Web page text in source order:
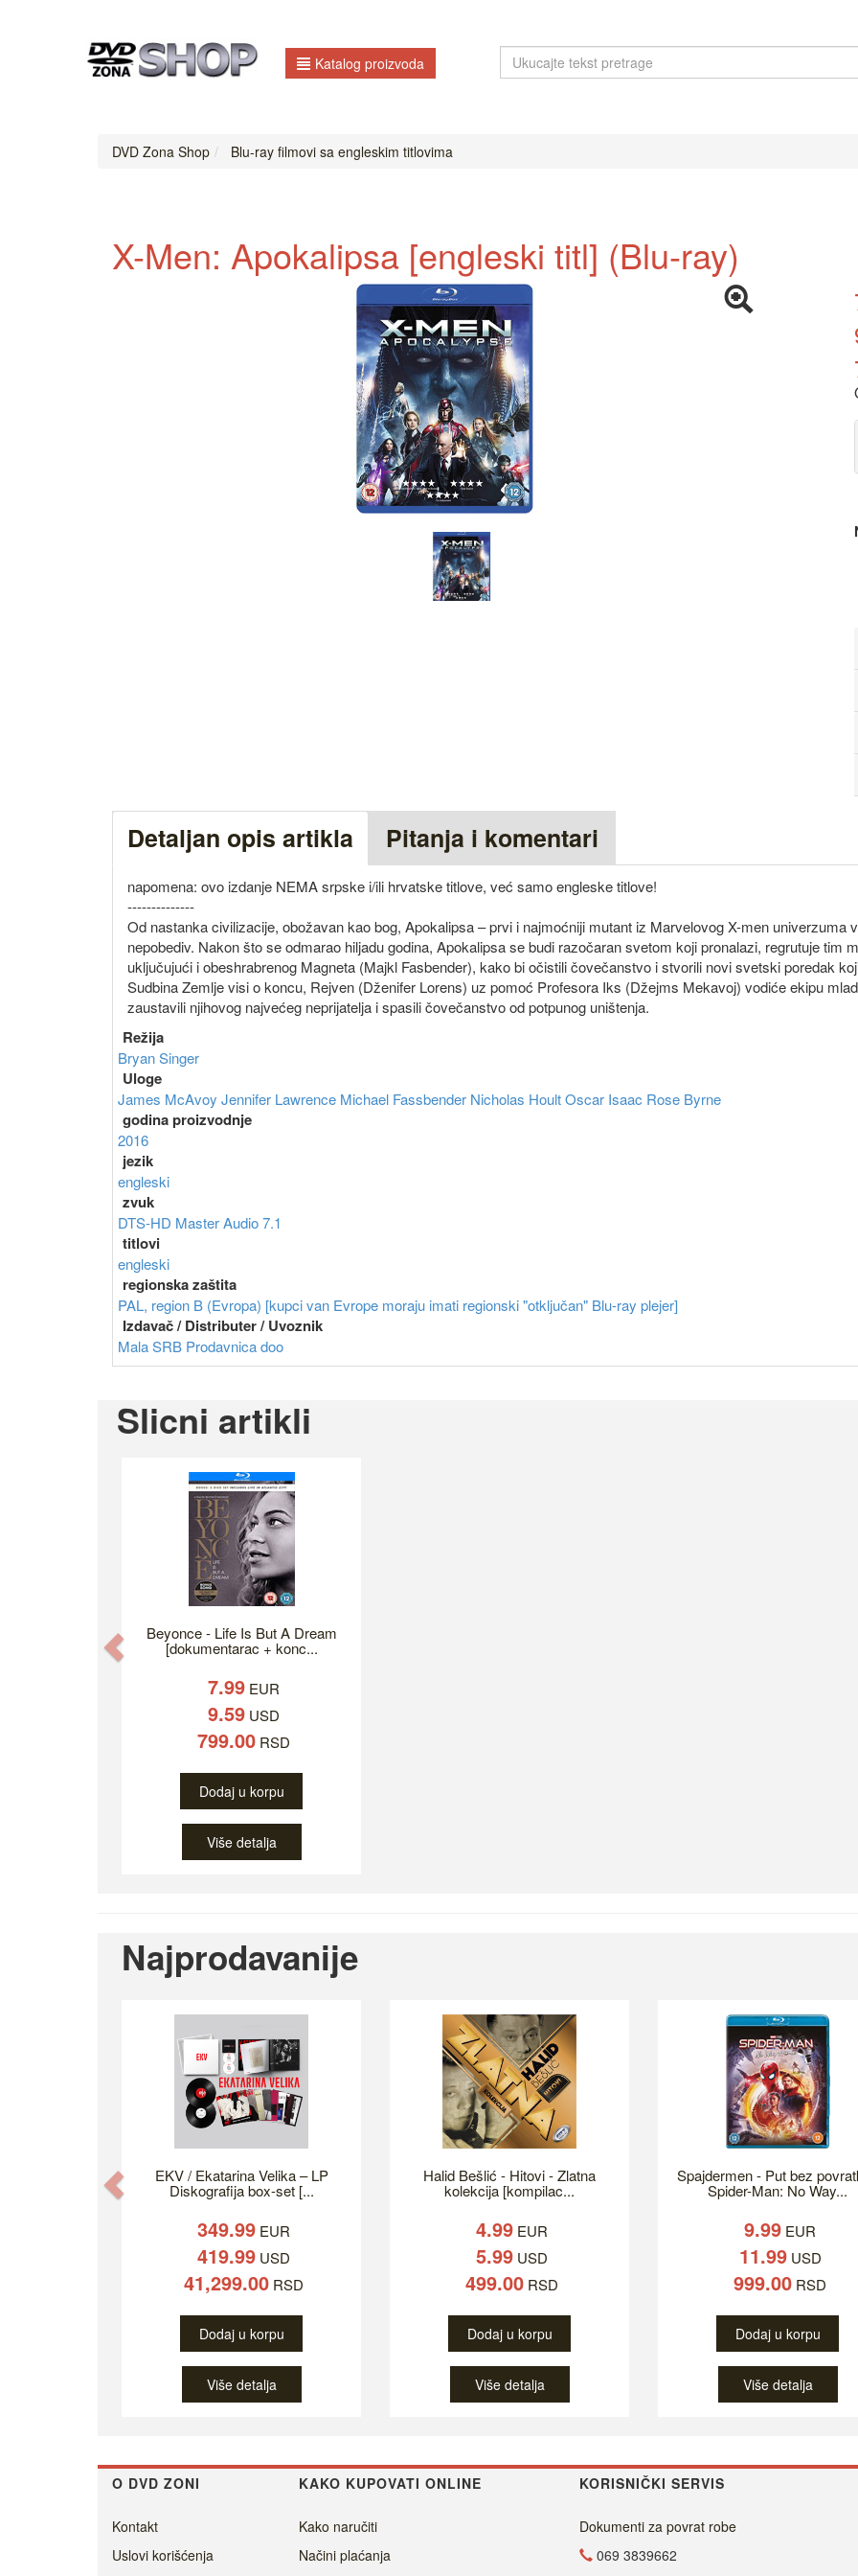
Katalog proizvoda
DVD Zona Shop Blu-ray filmovi sa engleskim titlovima
X-Men: Apokalipsa [engleski titl] (Blu-ray)
Detaljan opis artikla Pitanja i komentari
napomena: ovo izdanje NEMA srpske i/ili hrvatske titlove, već samo engleske titlove!
--------------
Od nastanka civilizacije, obožavan kao bog, Apokalipsa – prvi i najmoćniji mutant iz Marvelovog X-men univerzuma
nepobediv. Nakon što se odmarao hiljadu godina, Apokalipsa se budi razočaran svetom koji pronalazi, regrutuje tim
uključujući i obeshrabrenog Magneta (Majkl Fasbender), kako bi očistili čovečanstvo i stvorili novi svetski poredak
Sudbina Zemlje visi o koncu, Rejven (Dženifer Lorens) uz pomoć Profesora Iks (Džejms Mekavoj) vodiće ekipu
zaustavili njihovog najvećeg neprijatelja i spasili čovečanstvo od potpunog uništenja.
Režija
Bryan Singer
Uloge
James McAvoy Jennifer Lawrence Michael Fassbender Nicholas HoultOscar Isaac Rose Byrne
godina proizvodnje
2016
jezik
engleski
zvuk
DTS-HD Master Audio 7.1
titlovi
engleski
regionska zaštita
PAL, region B (Evropa) [kupci van Evrope moraju imati regionski "otključan" Blu-ray plejer]
Izdavač / Distributer / Uvoznik
Mala SRB Prodavnica doo
Slicni artikli
Beyonce - Life Is But A Dream
[dokumentarac + konc...
7.99 EUR
9.59 USD
799.00 RSD
Dodaj u korpu
Više detalja
Previous
Najprodavanije
EKV / Ekatarina Velika – LP
Diskografija box-set [...
349.99 EUR
419.99 USD
41,299.00 RSD
Dodaj u korpu
Više detalja
Halid Bešlić - Hitovi - Zlatna
kolekcija [kompilac...
4.99 EUR
5.99 USD
499.00 RSD
Dodaj u korpu
Više detalja
Spajdermen - Put bez
Spider-Man: No Way...
9.99 EUR
11.99USD
999.00 RSD
Dodaj u korpu
Više detalja
Previous
O DVD ZONI KAKO KUPOVATI ONLINE KORISNIČKI SERVIS
Kontakt
Uslovi korišćenja
Kako naručiti
Načini plaćanja
Dokumenti za povrat robe
069 3839662